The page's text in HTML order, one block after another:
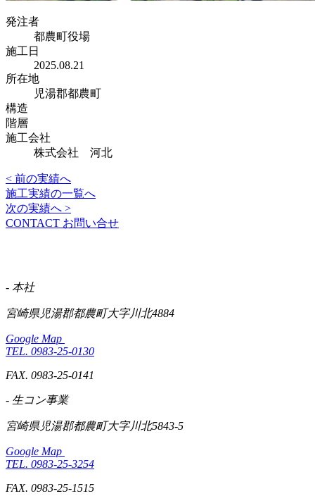
発注者
都農町役場
施工日
2025.08.21
所在地
児湯郡都農町
構造
階層
施工会社
株式会社 河北
< 前の実績へ
施工実績の一覧へ
次の実績へ >
CONTACT お問い合せ
- 本社
宮崎県児湯郡都農町大字川北4884
Google Map
TEL. 0983-25-0130
FAX. 0983-25-0141
- 生コン事業
宮崎県児湯郡都農町大字川北5843-5
Google Map
TEL. 0983-25-3254
FAX. 0983-25-1515